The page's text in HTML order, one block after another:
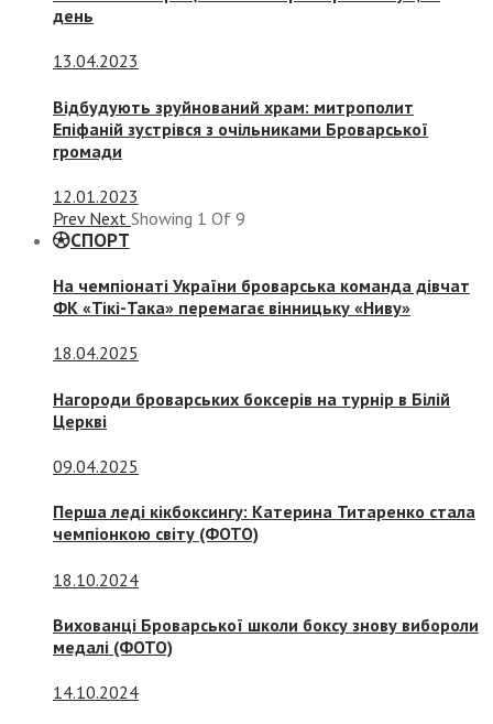
день
13.04.2023
Відбудують зруйнований храм: митрополит
Епіфаній зустрівся з очільниками Броварської
громади
12.01.2023
Prev Next Showing 1 Of 9
СПОРТ
На чемпіонаті України броварська команда дівчат
ФК «Тікі-Така» перемагає вінницьку «Ниву»
18.04.2025
Нагороди броварських боксерів на турнір в Білій
Церкві
09.04.2025
Перша леді кікбоксингу: Катерина Титаренко стала
чемпіонкою світу (ФОТО)
18.10.2024
Вихованці Броварської школи боксу знову вибороли
медалі (ФОТО)
14.10.2024